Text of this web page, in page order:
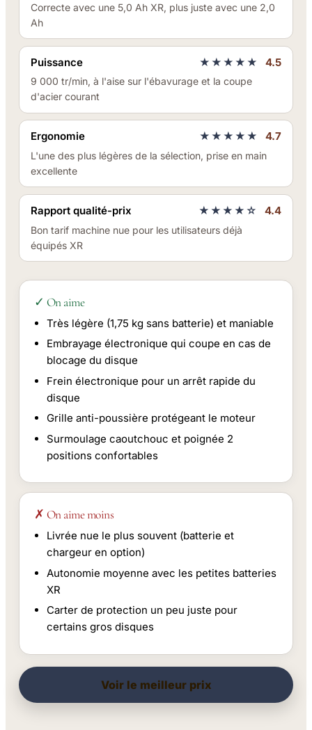
Correcte avec une 5,0 Ah XR, plus juste avec une 2,0
Ah
Puissance ★★★★★ 4.5
9 000 tr/min, à l'aise sur l'ébavurage et la coupe
d'acier courant
Ergonomie ★★★★★ 4.7
L'une des plus légères de la sélection, prise en main
excellente
Rapport qualité-prix ★★★★☆ 4.4
Bon tarif machine nue pour les utilisateurs déjà
équipés XR
✓ On aime
Très légère (1,75 kg sans batterie) et maniable
Embrayage électronique qui coupe en cas de
blocage du disque
Frein électronique pour un arrêt rapide du
disque
Grille anti-poussière protégeant le moteur
Surmoulage caoutchouc et poignée 2
positions confortables
✗ On aime moins
Livrée nue le plus souvent (batterie et
chargeur en option)
Autonomie moyenne avec les petites batteries
XR
Carter de protection un peu juste pour
certains gros disques
Voir le meilleur prix